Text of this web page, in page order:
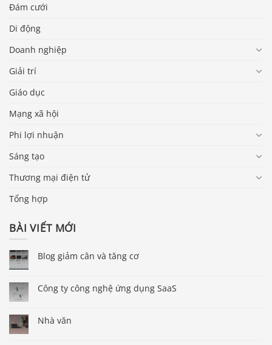
Đám cưới
Di động
Doanh nghiệp
Giải trí
Giáo dục
Mạng xã hội
Phi lợi nhuận
Sáng tạo
Thương mại điện tử
Tổng hợp
BÀI VIẾT MỚI
Blog giảm cân và tăng cơ
Công ty công nghệ ứng dụng SaaS
Nhà văn